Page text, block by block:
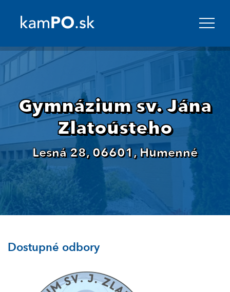
Gymnázium sv. Jána
Zlatoústeho
Lesná 28, 06601, Humenné
Dostupné odbory